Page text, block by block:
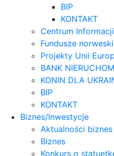
BIP
KONTAKT
Centrum
Fundusze
Projekty Unii
BANK
KONIN DLA
BIP
KONTAKT
Biznes/Inwestycje
Aktualności biznes
Biznes
Konkurs o